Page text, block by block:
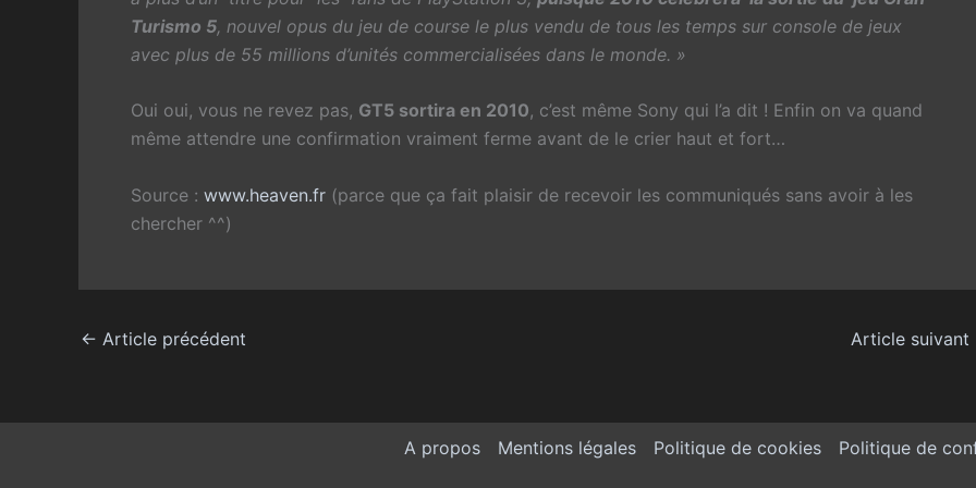
Turismo 5, nouvel opus du jeu de course le plus vendu de tous les temps sur console de jeux
avec plus de 55 millions d’unités commercialisées dans le monde. »
Oui oui, vous ne revez pas, GT5 sortira en 2010, c’est même Sony qui l’a dit ! Enfin on va quand
même attendre une confirmation vraiment ferme avant de le crier haut et fort…
Source : www.heaven.fr (parce que ça fait plaisir de recevoir les communiqués sans avoir à les
chercher ^^)
← Article précédent Article suivant
A propos Mentions légales Politique de cookies Politique de